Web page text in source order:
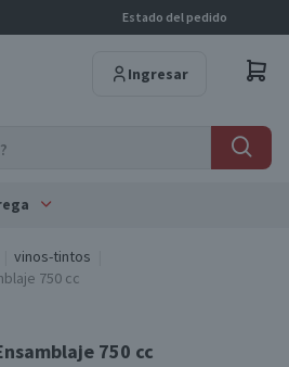
Estado del pedido
Ingresar
vinos-tintos
750 cc
750 cc